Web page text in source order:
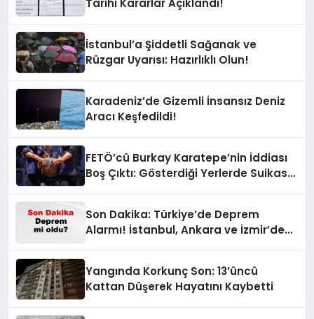
Tarihi Kararlar Açıklandı!
İstanbul’a Şiddetli Sağanak ve
Rüzgar Uyarısı: Hazırlıklı Olun!
Karadeniz’de Gizemli İnsansız Deniz
Aracı Keşfedildi!
FETÖ’cü Burkay Karatepe’nin İddiası
Boş Çıktı: Gösterdiği Yerlerde Suikast
Son Dakika: Türkiye’de Deprem
Alarmı! İstanbul, Ankara ve İzmir’de
Yangında Korkunç Son: 13’üncü
Kattan Düşerek Hayatını Kaybetti